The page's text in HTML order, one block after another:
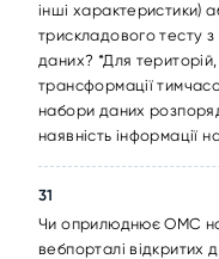
інші характеристики)
трискладового тесту
даних? *Для
трансформації
набори даних
наявність інформації
31
Чи оприлюднює ОМС на
вебпорталі відкритих